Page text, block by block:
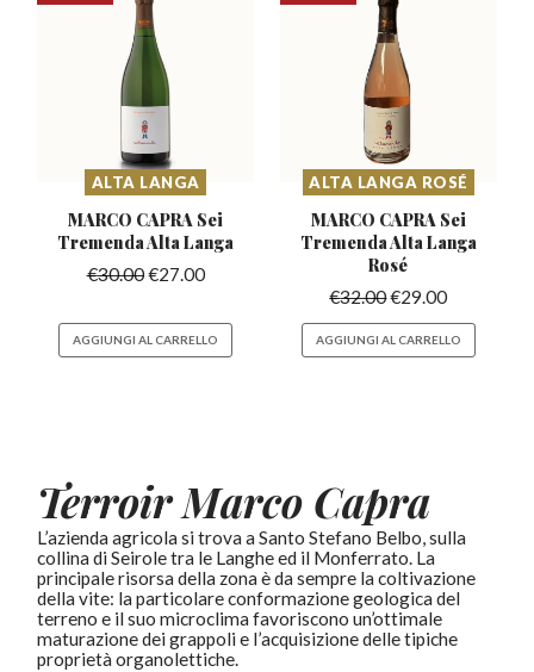
ALTA LANGA
MARCO CAPRA Sei
TremendaAlta Langa
€30.00€27.00
AGGIUNGI AL CARRELLO
ALTA LANGA ROSÉ
MARCO CAPRA Sei
TremendaAlta Langa
Rosé
€32.00€29.00
AGGIUNGI AL CARRELLO
Terroir Marco Capra
L’azienda agricola si trova a Santo Stefano Belbo, sulla
collina di Seirole tra le Langhe ed il Monferrato. La
principale risorsa della zona è da sempre la coltivazione
della vite: la particolare conformazione geologica del
terreno e il suo microclima favoriscono un’ottimale
maturazione dei grappoli e l’acquisizione delle tipiche
proprietà organolettiche.